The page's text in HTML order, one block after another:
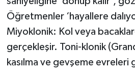
Öğretmenler ‘hayallere
Miyoklonik: Kol veya
gerçekleşir. Toni-klonik
kasılma ve gevşeme evreleri